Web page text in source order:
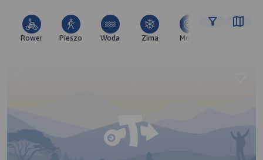
Rower Pieszo Woda Zima Moto